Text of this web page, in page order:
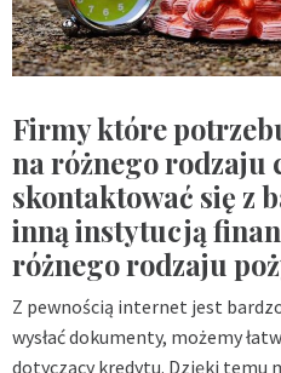
Firmy które
na różnego rodzaju
skontaktować się z
inną instytucją
różnego rodzaju
Z pewnością internet jest
wysłać dokumenty, możemy
dotyczący kredytu. Dzięki temu